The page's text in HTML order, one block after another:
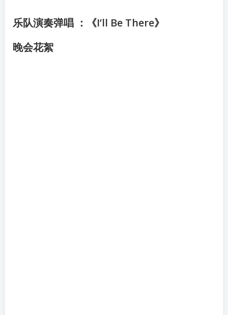
乐队演奏弹唱 ：《I’ll Be There》
晚会花絮